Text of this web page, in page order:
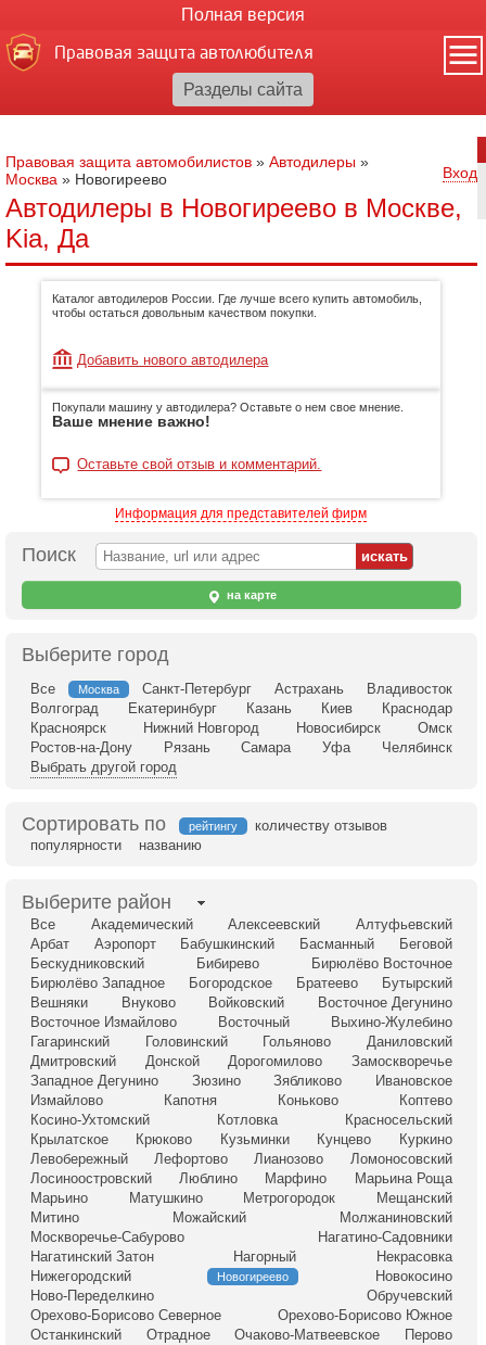
Полная версия
Правовая защита автолюбителя
Правовая защита автомобилистов » Автодилеры »
Москва » Новогиреево Вход
Автодилеры в Новогиреево в Москве,
Kia, Да
Каталог автодилеров России. Где лучше всего купить автомобиль,
чтобы остаться довольным качеством покупки.
Добавить нового автодилера
Покупали машину у автодилера? Оставьте о нем свое мнение.
Ваше мнение важно!
Оставьте свой отзыв и комментарий.
Информация для представителей фирм
Поиск
на карте
Выберите город
Все Москва Санкт-Петербург Астрахань
Владивосток
Волгоград
Екатеринбург Казань Киев
Краснодар
Красноярск
Нижний Новгород Новосибирск
Омск
Ростов-на-Дону
Рязань Самара Уфа
Челябинск
Выбрать другой город
Сортировать по рейтингу
количеству отзывов
популярности
названию
Выберите район
Все Академический Алексеевский
Алтуфьевский
Арбат
Аэропорт Бабушкинский Басманный
Беговой
Бескудниковский
Бибирево
Бирюлёво Восточное
Бирюлёво Западное
Богородское Братеево
Бутырский
Вешняки
Внуково Войковский
Восточное Дегунино
Восточное Измайлово
Восточный
Выхино-Жулебино
Гагаринский
Головинский Гольяново
Даниловский
Дмитровский
Донской Дорогомилово
Замоскворечье
Западное Дегунино
Зюзино Зябликово
Ивановское
Измайлово
Капотня Коньково
Коптево
Косино-Ухтомский
Котловка
Красносельский
Крылатское
Крюково Кузьминки Кунцево
Куркино
Левобережный
Лефортово Лианозово
Ломоносовский
Лосиноостровский
Люблино Марфино
Марьина Роща
Марьино
Матушкино Метрогородок
Мещанский
Митино
Можайский
Молжаниновский
Москворечье-Сабурово
Нагатино-Садовники
Нагатинский Затон
Нагорный
Некрасовка
Нижегородский
Новогиреево
Новокосино
Ново-Переделкино
Обручевский
Орехово-Борисово Северное
Орехово-Борисово Южное
Останкинский
Отрадное Очаково-Матвеевское
Перово